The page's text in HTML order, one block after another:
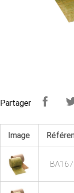
Partager
Image